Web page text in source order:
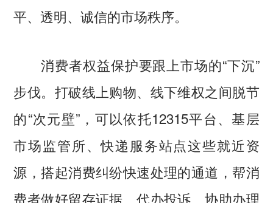
平、透明、诚信的市场秩序。
消费者权益保护要跟上市场的“下沉”
步伐。打破线上购物、线下维权之间脱节
的“次元壁”，可以依托12315平台、基层
市场监管所、快递服务站点这些就近资
源，搭起消费纠纷快速处理的通道，帮消
费者做好留存证据、代办投诉、协助办理